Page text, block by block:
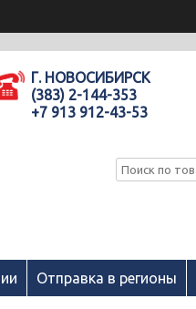
Г. НОВОСИБИРСК
(383) 2-144-353
+7 913 912-43-53
Отправка в регионы